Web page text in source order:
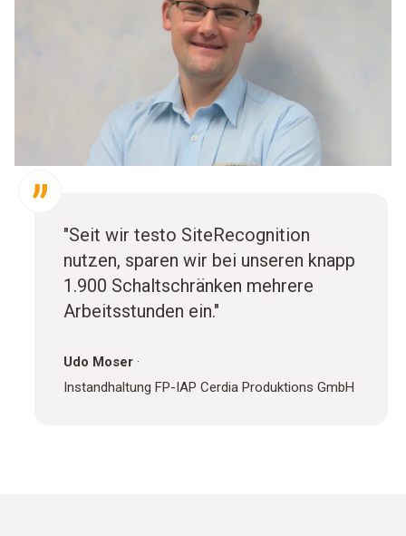
"Seit wir testo SiteRecognition
nutzen, sparen wir bei unseren knapp
1.900 Schaltschränken mehrere
Arbeitsstunden ein."
Udo Moser ·
Instandhaltung FP-IAP Cerdia Produktions GmbH